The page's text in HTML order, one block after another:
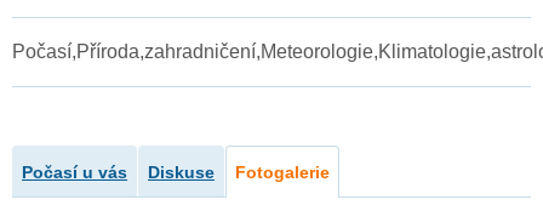
Počasí u vás Diskuse Fotogalerie